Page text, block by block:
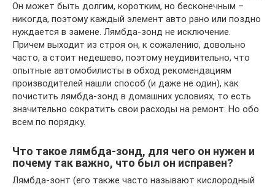
Он может быть долгим, коротким, но бесконечным –
никогда, поэтому каждый элемент авто рано или поздно
нуждается в замене. Лямбда-зонд не исключение.
Причем выходит из строя он, к сожалению, довольно
часто, а стоит недешево, поэтому неудивительно, что
опытные автомобилисты в обход рекомендациям
производителей нашли способ (и даже не один), как
почистить лямбда-зонд в домашних условиях, то есть
значительно сократить свои расходы на ремонт. Но обо
всем по порядку.
Что такое лямбда-зонд, для чего он нужен и
почему так важно, что был он исправен?
Лямбда-зонт (его также часто называют кислородный